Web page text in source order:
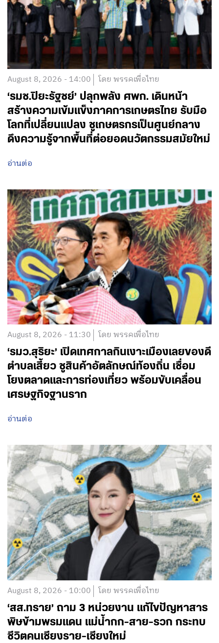
August 8, 2026 - 14:00 โดย พรรคเพื่อไทย
‘รมช.ปิยะรัฐชย์’ ปลุกพลัง ศพก. เดินหน้า
สร้างความเข้มแข็งภาคการเกษตรไทย รับมือ
โลกที่เปลี่ยนแปลง ชูเกษตรกรเป็นศูนย์กลาง
ดึงความรู้จากพื้นที่ต่อยอดนวัตกรรมสมัยใหม่
อ่านต่อ
August 8, 2026 - 11:30 โดย พรรคเพื่อไทย
‘รมว.สุริยะ’ เปิดเทศกาลกินเงาะเมืองเลยของดี
ตำบลเสี้ยว ชูสินค้าอัตลักษณ์ท้องถิ่น เชื่อม
โยงตลาดและการท่องเที่ยว พร้อมขับเคลื่อน
เศรษฐกิจฐานราก
อ่านต่อ
August 8, 2026 - 10:00 โดย พรรคเพื่อไทย
‘สส.ทราย’ ถาม 3 หน่วยงาน แก้ไขปัญหาสาร
พิษข้ามพรมแดน แม่น้ำกก-สาย-รวก กระทบ
ชีวิตคนเชียงราย-เชียงใหม่